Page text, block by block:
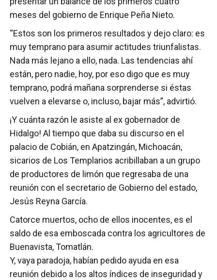
meses del gobierno de Enrique Peña Nieto.
“Estos son los primeros resultados y dejo claro: es
muy temprano para asumir actitudes triunfalistas.
Nada más lejano a ello, nada. Las tendencias ahí
están, pero nadie, hoy, por eso digo que es muy
temprano, podrá mañana sorprenderse si éstas
vuelven a elevarse o, incluso, bajar más”, advirtió.
¡Y cuánta razón le asiste al ex gobernador de
Hidalgo! Al tiempo que daba su discurso en el
palacio de Cobián, en Apatzingán, Michoacán,
sicarios de Los Templarios acribillaban a un grupo
de productores de limón que regresaba de una
reunión con el secretario de Gobierno del estado,
Jesús Reyna García.
Catorce muertos, ocho de ellos inocentes, es el
saldo de esa emboscada contra los agricultores de
Buenavista, Tomatlán.
Y, vaya paradoja, habían pedido ayuda en esa
reunión debido a los altos índices de inseguridad y